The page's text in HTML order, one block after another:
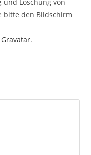
bitte den Bildschirm
Gravatar.